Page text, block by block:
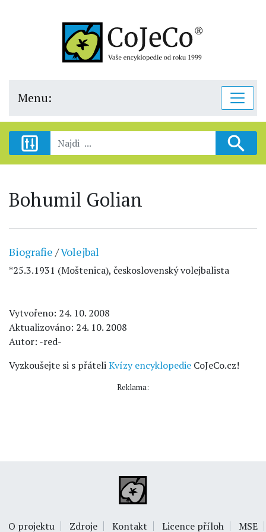
Menu:
Bohumil Golian
Biografie /Volejbal
*25.3.1931 (Moštenica), československý volejbalista
Vytvořeno: 24. 10. 2008
Aktualizováno: 24. 10. 2008
Autor: -red-
Vyzkoušejte si s přáteliKvízy encyklopedie CoJeCo.cz!
Reklama:
O projektu Zdroje Kontakt Licence příloh MSE